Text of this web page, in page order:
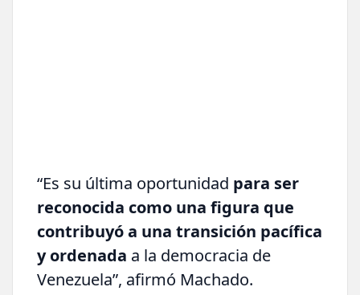
“Es su última oportunidad para ser
reconocida como una figura que
contribuyó a una transición pacífica
y ordenada a la democracia de
Venezuela”, afirmó Machado.